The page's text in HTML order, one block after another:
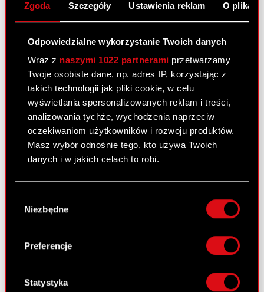
Zgoda Szczegóły Ustawienia reklam O
Odpowiedzialne wykorzystanie Twoich danych
Wraz z naszymi 1022 partnerami przetwarzamy
Twoje osobiste dane, np. adres IP, korzystając z
takich technologii jak pliki cookie, w celu
wyświetlania spersonalizowanych reklam i treści,
analizowania tychże, wychodzenia naprzeciw
oczekiwaniom użytkowników i rozwoju produktów.
Masz wybór odnośnie tego, kto używa Twoich
danych i w jakich celach to robi.
lokalizacji geograficznej z dokładnością nawet
Identyfikować Twoje urządzenie, aktywnie
analizując charakteryzującego je zbiory
palca)
zgody
Niezbędne
Preferencje
Statystyka
prawna: Art. 17 ust. 1 MAR – informacje poufne
Zarząd CD PROJEKT S.A. z siedzibą w Warszawie
(dalej: „Spółka”) aktualizując informację
PDF
Rekomendacja Rady Nadzorczej w
sprawie podziału zysku za 2017 rok.
Raport bieżący nr 4/2018
7 kwietnia 2018
Podstawa prawna: Art. 17 ust. 1 MAR – informacje
poufne Zarząd CD PROJEKT S.A. z siedzibą w
Czytaj dalej
zysku netto wypracowanego w roku 2017